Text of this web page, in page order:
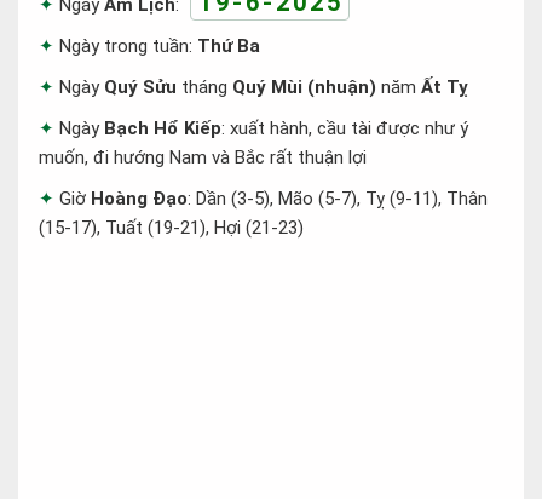
NgàyÂm Lịch:
Ngày trong tuần: Thứ Ba
Ngày Quý Sửu tháng Quý Mùi (nhuận) năm Ất Tỵ
Ngày Bạch Hổ Kiếp: xuất hành, cầu tài được như ý
muốn, đi hướng Nam và Bắc rất thuận lợi
Giờ Hoàng Đạo: Dần (3-5), Mão (5-7), Tỵ (9-11), Thân
(15-17), Tuất (19-21), Hợi (21-23)